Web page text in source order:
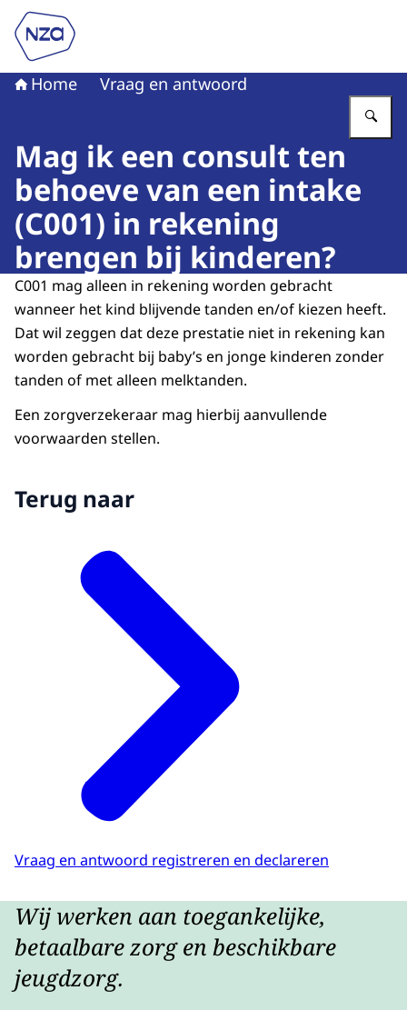
Naar de homepage van Nederlandse Zorgautoriteit
Home Vraag en antwoord
Mag ik een consult ten
behoeve van een intake
(C001) in rekening
brengen bij kinderen?
C001 mag alleen in rekening worden gebracht
wanneer het kind blijvende tanden en/of kiezen heeft.
Dat wil zeggen dat deze prestatie niet in rekening kan
worden gebracht bij baby’s en jonge kinderen zonder
tanden of met alleen melktanden.
Een zorgverzekeraar mag hierbij aanvullende
voorwaarden stellen.
Terug naar
Vraag en antwoord registreren en declareren
Wij werken aan toegankelijke,
betaalbare zorg en beschikbare
jeugdzorg.